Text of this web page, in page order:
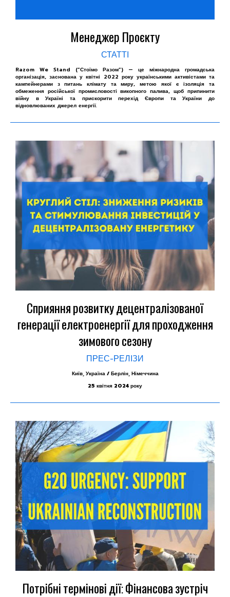
Менеджер Проєкту
СТАТТІ
Razom We Stand (“Стоїмо Разом”) — це міжнародна громадська
організація, заснована у квітні 2022 року українськими активістами та
кампейнерами з питань клімату та миру, метою якої є ізоляція та
обмеження російської промисловості викопного палива, щоб припинити
війну в Україні та прискорити перехід Європи та України до
відновлюваних джерел енергії.
Сприяння розвитку децентралізованої
генерації електроенергії для проходження
зимового сезону
ПРЕС-РЕЛІЗИ
Київ, Україна / Берлін, Німеччина
25 квітня 2024 року
Потрібні термінові дії: Фінансова зустріч